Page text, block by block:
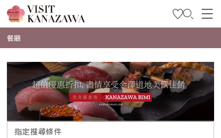
特輯
旅遊計畫
Travel Trade and Media
Languages
餐廳
指定搜尋條件